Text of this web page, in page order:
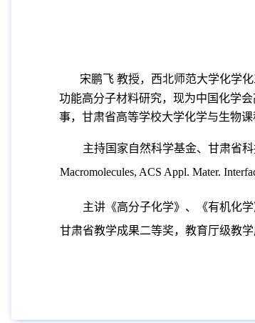
宋鹏飞 教授，西北师范大学化学
功能高分子材料研究，现为中国化学
事，甘肃省高等学校大学化学与生物
主持国家自然科学基金、甘肃省科
Macromolecules, ACS Appl. Mater.
主讲《高分子化学》、《有机化学
甘肃省教学成果二等奖，教育厅级教